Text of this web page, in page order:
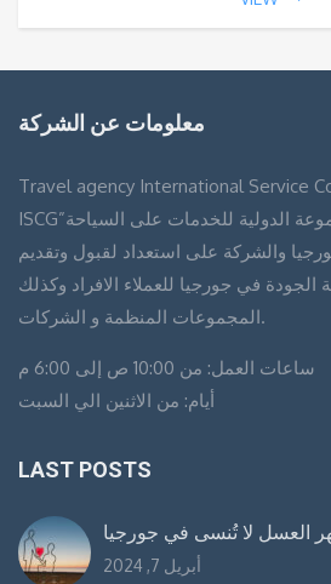
معلومات عن الشركة
Travel agency International Service
ISCG”تعمل وكالة شركة المجموعة الدولية للخدمات على السياحة
والشركة على استعداد لقبول وتقديم
في جورجيا للعملاء الافراد وكذلك
المجموعات المنظمة و الشركات.
ساعات العمل: من 10:00 ص إلى 6:00 م
أيام: من الاثنين الي السبت
LAST POSTS
العسل لا تُنسى في جورجيا
أبريل 7, 2024